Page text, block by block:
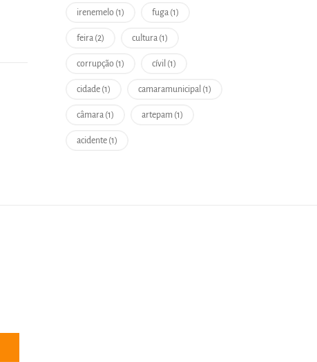
irenemelo (1) fuga (1)
feira (2) cultura (1)
corrupção (1) cívil (1)
cidade (1) camaramunicipal (1)
câmara (1) artepam (1)
acidente (1)